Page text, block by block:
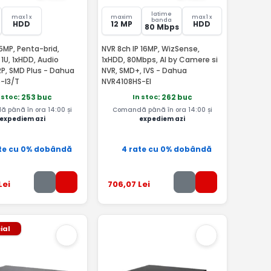
max 1 x
HDD
Penta-brid,
1xHDD, Audio
SMD Plus - Dahua
I3/T
stoc: 253 buc
până în ora 14:00 și
azi
cu 0% dobândă
maxim
12 MP
latime
banda
80 Mbps
max 1 x
HDD
NVR 8ch IP 16MP, WizSense,
1xHDD, 80Mbps, AI by Camere si
NVR, SMD+, IVS - Dahua
NVR4108HS-EI
In stoc: 262 buc
Comandă până în ora 14:00 și
expediem azi
4 rate cu 0% dobândă
706,07 Lei